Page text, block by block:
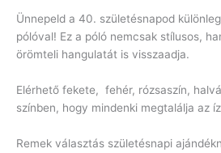
Ünnepeld a 40. születésnapod
pólóval! Ez a póló nemcsak stílusos,
örömteli hangulatát is visszaadja.
Elérhető fekete, fehér, rózsaszín,
színben, hogy mindenki megtalálja az
Remek választás születésnapi